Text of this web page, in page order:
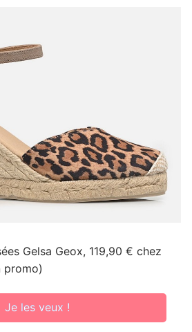
Gelsa Geox, 119,90 € chez
promo)
Je les veux !